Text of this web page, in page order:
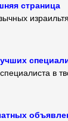
страница
в